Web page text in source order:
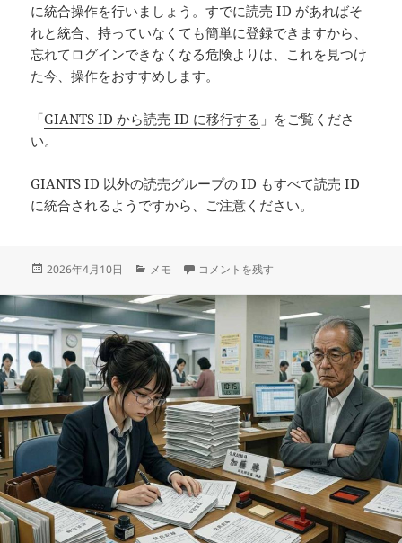
に統合操作を行いましょう。すでに読売 ID があればそ
れと統合、持っていなくても簡単に登録できますから、
忘れてログインできなくなる危険よりは、これを見つけ
た今、操作をおすすめします。
「GIANTS ID から読売 ID に移行する 」をご覧くださ
い。
GIANTS ID 以外の読売グループの ID もすべて読売 ID
に統合されるようですから、ご注意ください。
投
日:
2026年4月10日
カ
ゴ
リ
ー
メモ GIANTS ID から読売 ID に移行する に
コメントを残す